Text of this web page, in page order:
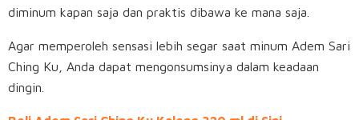
diminum kapan saja dan praktis dibawa ke mana saja.
Agar memperoleh sensasi lebih segar saat minum Adem Sari
Ching Ku, Anda dapat mengonsumsinya dalam keadaan
dingin.